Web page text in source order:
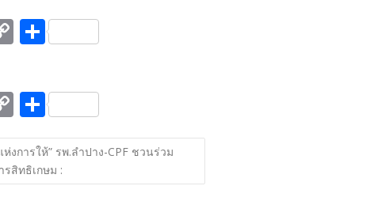
C
o
y
Li
n
k
S
h
e
C
o
p
y
S
h
ar
e
งการให้” รพ.ลำปาง-CPF ชวนร่วม
สิทธิเกษม :